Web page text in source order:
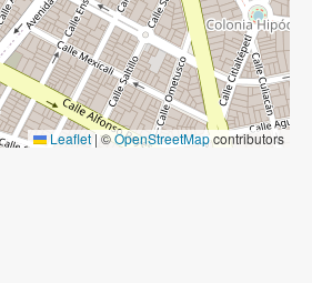
Leaflet| ©OpenStreetMapcontributors